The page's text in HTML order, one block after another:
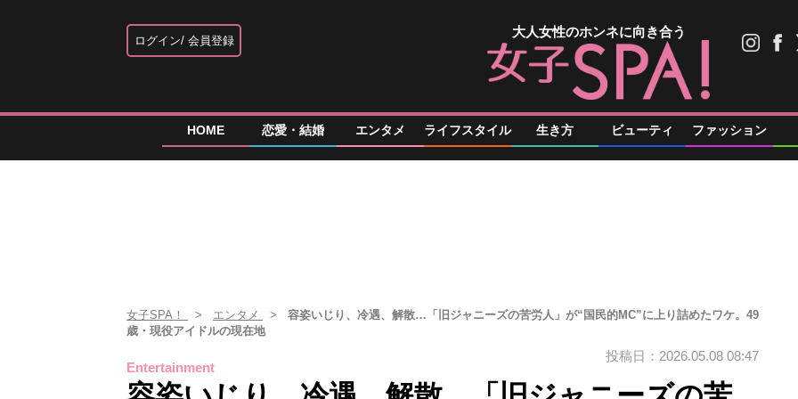
ログイン 会員登録
大人女性のホンネに向き合う
HOME 恋愛・結婚 エンタメ ライフスタイル 生き方 ビューティ ファッション
女子SPA！ エンタメ
容姿いじり、冷遇、解散…「旧ジャニーズの苦労人」が“国民的MC”に上り詰めたワケ。49
歳・現役アイドルの現在地
Entertainment
投稿日：2026.05.08 08:47